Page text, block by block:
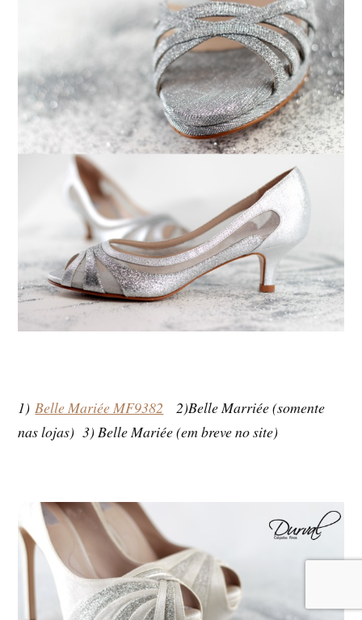
1)Belle Mariée MF9382 2)Belle Marriée (somente
nas lojas) 3) Belle Mariée (em breve no site)